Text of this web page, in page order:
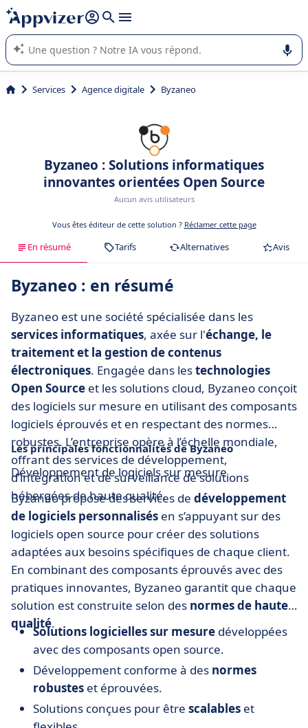
répondre (plusieurs lignes avec
L'IA de Appvizer vous guide dans l'utilisation ou la sélection de
logiciel SaaS en entreprise.
Services Agence digitale Byzaneo
Byzaneo : Solutions informatiques
innovantes orientées Open Source
Aucun avis utilisateurs
Vous êtes éditeur de cette solution ? Réclamer cette page
En résumé Tarifs Alternatives Avis
Byzaneo : en résumé
Byzaneo est une société spécialisée dans les
services informatiques, axée sur l'échange, le
traitement et la gestion de contenus
électroniques. Engagée dans lestechnologies
Open Source et les solutions cloud, Byzaneo conçoit
des logiciels sur mesure en utilisant des composants
logiciels éprouvés et en respectant des normes
robustes. L’entreprise opère à l’échelle mondiale,
offrant des services de développement,
d’intégration et de surveillance de solutions
hébergées de haute qualité.
Les principales fonctionnalités de Byzaneo
Développement de logiciels sur mesure
Byzaneo propose des services de développement
de logiciels personnalisés en s’appuyant sur des
logiciels open source pour créer des solutions
adaptées aux besoins spécifiques de chaque client.
En combinant des composants éprouvés avec des
pratiques innovantes, Byzaneo garantit que chaque
solution est construite selon des normes de haute
qualité.
Solutions logicielles sur mesure développées
avec des composants open source.
Développement conforme à des normes
robustes et éprouvées.
Solutions conçues pour être scalables et